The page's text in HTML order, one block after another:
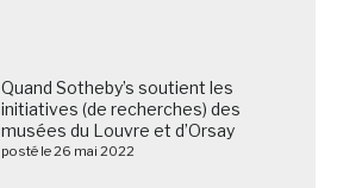
Quand Sotheby’s soutient les
initiatives (de recherches) des
musées du Louvre et d’Orsay
posté le 26 mai 2022